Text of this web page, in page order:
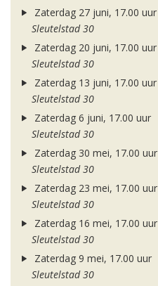
Zaterdag 27 juni, 17.00 uur
Sleutelstad 30
Zaterdag 20 juni, 17.00 uur
Sleutelstad 30
Zaterdag 13 juni, 17.00 uur
Sleutelstad 30
Zaterdag 6 juni, 17.00 uur
Sleutelstad 30
Zaterdag 30 mei, 17.00 uur
Sleutelstad 30
Zaterdag 23 mei, 17.00 uur
Sleutelstad 30
Zaterdag 16 mei, 17.00 uur
Sleutelstad 30
Zaterdag 9 mei, 17.00 uur
Sleutelstad 30